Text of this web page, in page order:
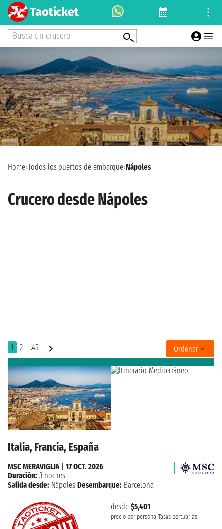
Busca un crucero
Home›Todos los puertos de embarque›Nápoles
Crucero desde Nápoles
1 2 ..45 Ordenar
Italia, Francia, España
desde $5,401
precio por persona Tasas portuarias
MSC MERAVIGLIA
17 OCT. 2026
Duración: 3 noches
Salida desde: Nápoles Desembarque: Barcelona